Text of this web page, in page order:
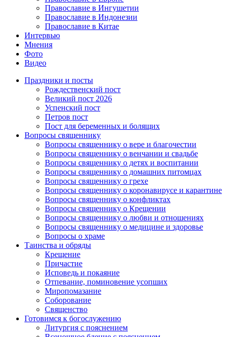
Православие в Ингушетии
Православие в Индонезии
Православие в Китае
Интервью
Мнения
Фото
Видео
Праздники и посты
Рождественский пост
Великий пост 2026
Успенский пост
Петров пост
Пост для беременных и болящих
Вопросы священнику
Вопросы священнику о вере и благочестии
Вопросы священнику о венчании и свадьбе
Вопросы священнику о детях и воспитании
Вопросы священнику о домашних питомцах
Вопросы священнику о грехе
Вопросы священнику о коронавирусе и карантине
Вопросы священнику о конфликтах
Вопросы священнику о Крещении
Вопросы священнику о любви и отношениях
Вопросы священнику о медицине и здоровье
Вопросы о храме
Таинства и обряды
Крещение
Причастие
Исповедь и покаяние
Отпевание, поминовение усопших
Миропомазание
Соборование
Священство
Готовимся к богослужению
Литургия с пояснением